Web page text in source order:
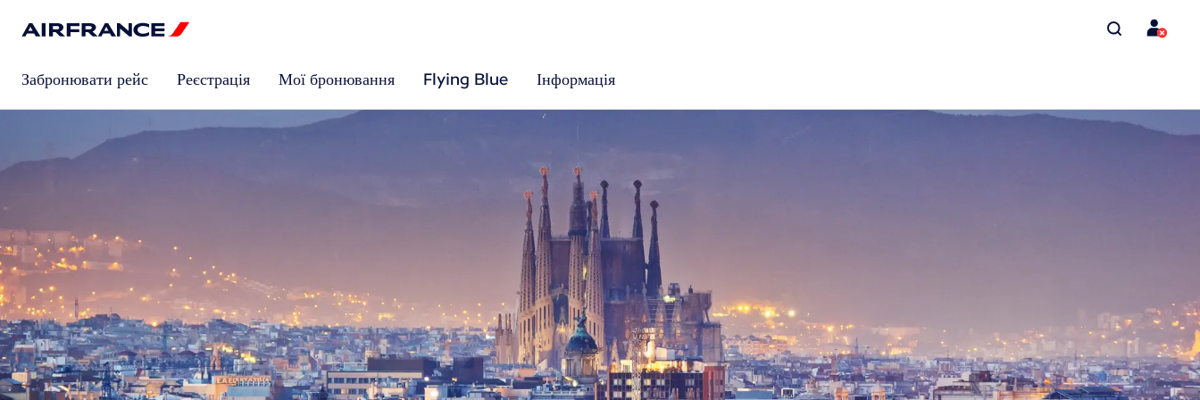
Забронювати рейс Реєстрація Мої бронювання Flying Blue Інформація